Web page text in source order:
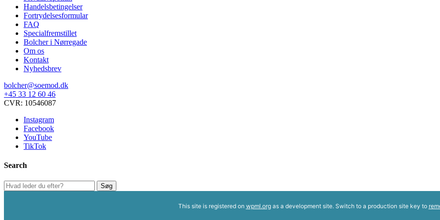
varesiden
Handelsbetingelser
Fortrydelsesformular
FAQ
Specialfremstillet
Bolcher i Nørregade
Om os
Kontakt
Nyhedsbrev
bolcher@soemod.dk
+45 33 12 60 46
CVR: 10546087
Instagram
Facebook
YouTube
TikTok
Search
Søg
efter:
Søg
This site is registered on wpml.orgas a development site. Switch to a production site key to